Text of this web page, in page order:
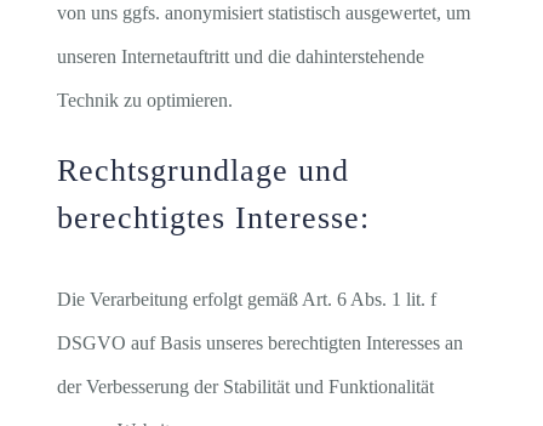
von uns ggfs. anonymisiert statistisch ausgewertet, um
unseren Internetauftritt und die dahinterstehende
Technik zu optimieren.
Rechtsgrundlage und
berechtigtes Interesse:
Die Verarbeitung erfolgt gemäß Art. 6 Abs. 1 lit. f
DSGVO auf Basis unseres berechtigten Interesses an
der Verbesserung der Stabilität und Funktionalität